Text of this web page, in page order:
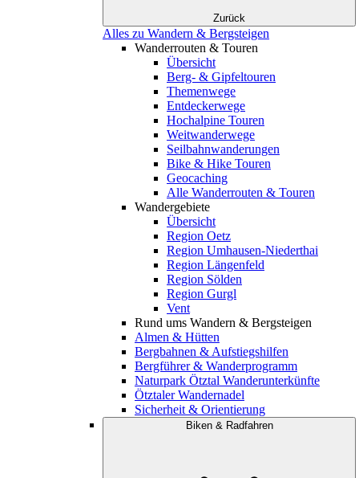
Zurück
Alles zu Wandern & Bergsteigen
Wanderrouten & Touren
Übersicht
Berg- & Gipfeltouren
Themenwege
Entdeckerwege
Hochalpine Touren
Weitwanderwege
Seilbahnwanderungen
Bike & Hike Touren
Geocaching
Alle Wanderrouten & Touren
Wandergebiete
Übersicht
Region Oetz
Region Umhausen-Niederthai
Region Längenfeld
Region Sölden
Region Gurgl
Vent
Rund ums Wandern & Bergsteigen
Almen & Hütten
Bergbahnen & Aufstiegshilfen
Bergführer & Wanderprogramm
Naturpark Ötztal Wanderunterkünfte
Ötztaler Wandernadel
Sicherheit & Orientierung
Biken & Radfahren